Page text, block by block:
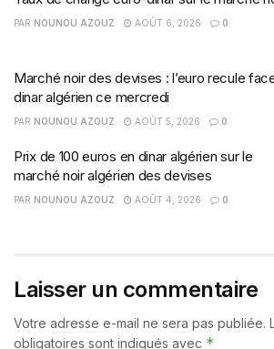
PAR NOUNOU AZOUZ AOÛT 6, 2026 0
Marché noir des devises : l’euro recule
dinar algérien ce mercredi
PAR NOUNOU AZOUZ AOÛT 5, 2026 0
Prix de 100 euros en dinar algérien sur le
marché noir algérien des devises
PAR NOUNOU AZOUZ AOÛT 4, 2026 0
Laisser un commentaire
Votre adresse e-mail ne sera pas publiée.
obligatoires sont indiqués avec *